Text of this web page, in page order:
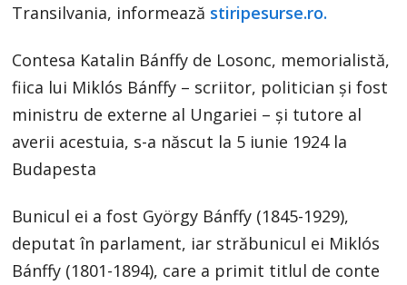
Transilvania, informează stiripesurse.ro.
Contesa Katalin Bánffy de Losonc, memorialistă,
fiica lui Miklós Bánffy – scriitor, politician şi fost
ministru de externe al Ungariei – şi tutore al
averii acestuia, s-a născut la 5 iunie 1924 la
Budapesta
Bunicul ei a fost György Bánffy (1845-1929),
deputat în parlament, iar străbunicul ei Miklós
Bánffy (1801-1894), care a primit titlul de conte